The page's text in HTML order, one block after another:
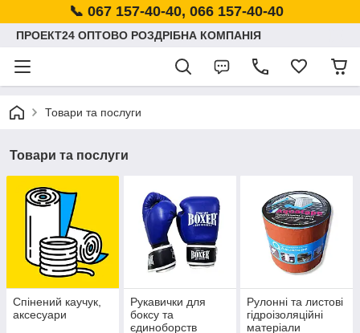
📞 067 157-40-40, 066 157-40-40
ПРОЕКТ24 ОПТОВО РОЗДРІБНА КОМПАНІЯ
Товари та послуги
Товари та послуги
Спінений каучук,
аксесуари
Рукавички для
боксу та
єдиноборств
Рулонні та листові
гідроізоляційні
матеріали